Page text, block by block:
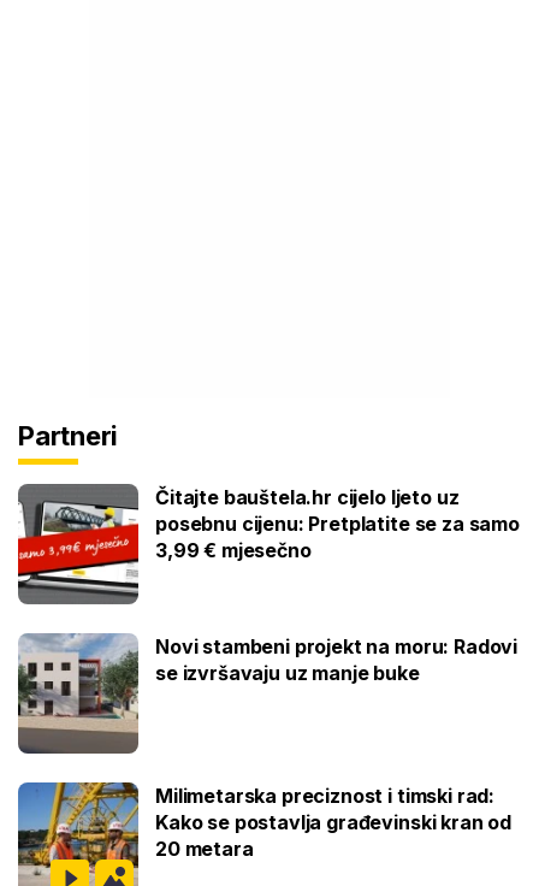
Partneri
Čitajte bauštela.hr cijelo ljeto uz
posebnu cijenu: Pretplatite se za samo
3,99 € mjesečno
Novi stambeni projekt na moru: Radovi
se izvršavaju uz manje buke
Milimetarska preciznost i timski rad:
Kako se postavlja građevinski kran od
20 metara